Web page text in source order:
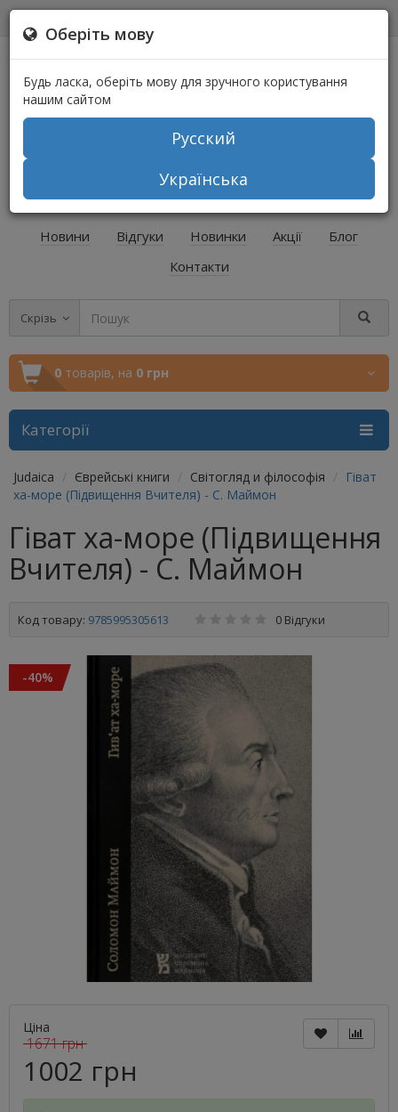
+38 (067) 541-64-04
+38 (073) 541-64-04
Новини Відгуки Новинки Акції
Блог
Контакти
Скрізь
0 товарів, на 0 грн
Категорії
Оберіть мову
Будь ласка, оберіть мову для зручного користування
нашим сайтом
Русский
Українська
Judaica Єврейські книги Світогляд и філософія
Гіват
ха-море (Підвищення Вчителя) - С. Маймон
Гіват ха-море (Підвищення
Вчителя) - С. Маймон
Код товару: 9785995305613 0 Відгуки
-40%
Ціна
1671 грн
1002 грн